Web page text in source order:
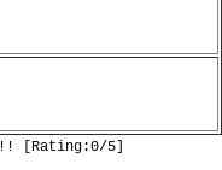
[Rating:0/5]